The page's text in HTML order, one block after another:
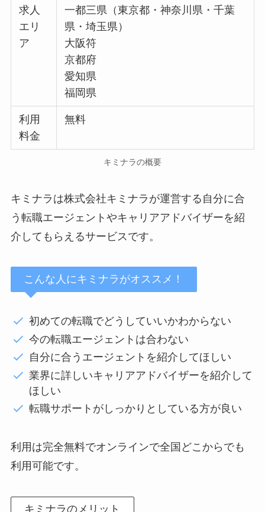
求人
エリ
ア
一都三県（東京都・神奈川県・千葉
県・埼玉県）
大阪符
京都府
愛知県
福岡県
利用
料金
無料
キミナラの概要
キミナラは株式会社キミナラが運営する自分に合
う転職エージェントやキャリアアドバイザーを紹
介してもらえるサービスです。
こんな人にキミナラがオススメ！
初めての転職でどうしていいかわからない
今の転職エージェントは合わない
自分に合うエージェントを紹介してほしい
業界に詳しいキャリアアドバイザーを紹介して
ほしい
転職サポートがしっかりとしている方が良い
利用は完全無料でオンラインで全国どこからでも
利用可能です。
キミナラのメリット